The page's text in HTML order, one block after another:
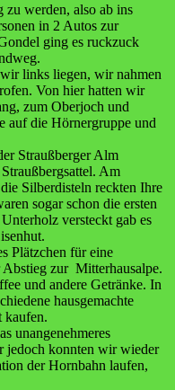
zu werden, also ab ins
in 2 Autos zur
ging es ruckzuck
links liegen, wir nahmen
Von hier hatten wir
zum Oberjoch und
auf die Hörnergruppe und
Straußberger Alm
Am
Silberdisteln reckten Ihre
sogar schon die ersten
versteckt gab es
Plätzchen für eine
Abstieg zur Mitterhausalpe.
und andere Getränke. In
hausgemachte
kaufen.
unangenehmeres
jedoch konnten wir wieder
der Hornbahn laufen,